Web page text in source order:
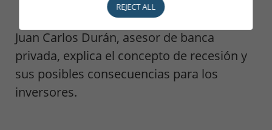
Juan Carlos Durán, asesor de banca
privada, explica el concepto de recesión y
sus posibles consecuencias para los
inversores.
REJECT ALL